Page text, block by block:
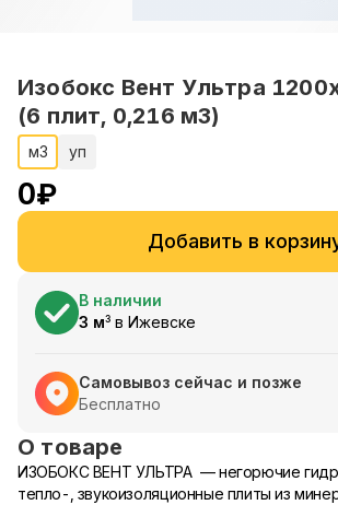
Изобокс Вент Ультра
(6 плит, 0,216 м3)
м3 уп
0₽
Добавить в
В наличии
3 м3 в Ижевске
Самовывоз сейчас и позже
Бесплатно
О товаре
ИЗОБОКС ВЕНТ УЛЬТРА — негорючие
тепло-, звукоизоляционные плиты из